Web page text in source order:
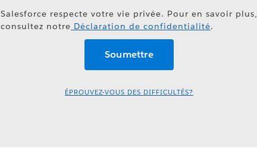
Salesforce respecte votre vie privée. Pour en savoir plus,
consultez notre Déclaration de confidentialité.
ÉPROUVEZ-VOUS DES DIFFICULTÉS?